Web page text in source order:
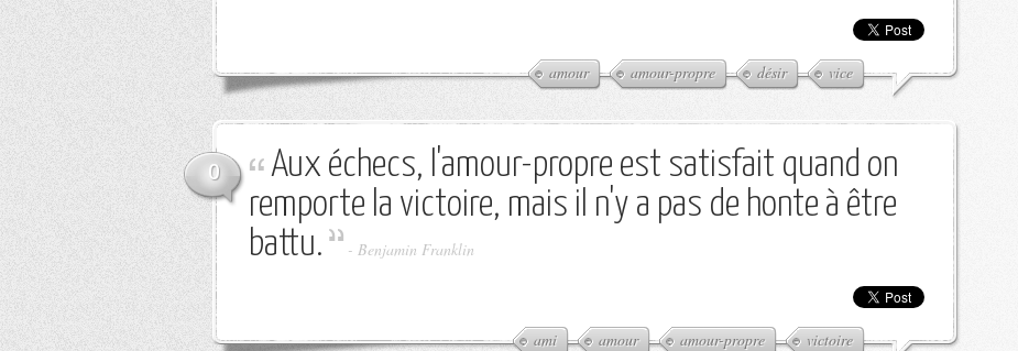
amour amour-propre désir vice
0
Aux échecs, l'amour-propre est satisfait quand on
remporte la victoire, mais il n'y a pas de honte à être
battu.
- Benjamin Franklin
ami amour amour-propre victoire